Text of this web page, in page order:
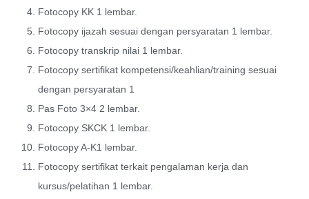
Fotocopy KK 1 lembar.
Fotocopy ijazah sesuai dengan persyaratan 1 lembar.
Fotocopy transkrip nilai 1 lembar.
Fotocopy sertifikat kompetensi/keahlian/training sesuai
dengan persyaratan 1
Pas Foto 3×4 2 lembar.
Fotocopy SKCK 1 lembar.
Fotocopy A-K1 lembar.
Fotocopy sertifikat terkait pengalaman kerja dan
kursus/pelatihan 1 lembar.